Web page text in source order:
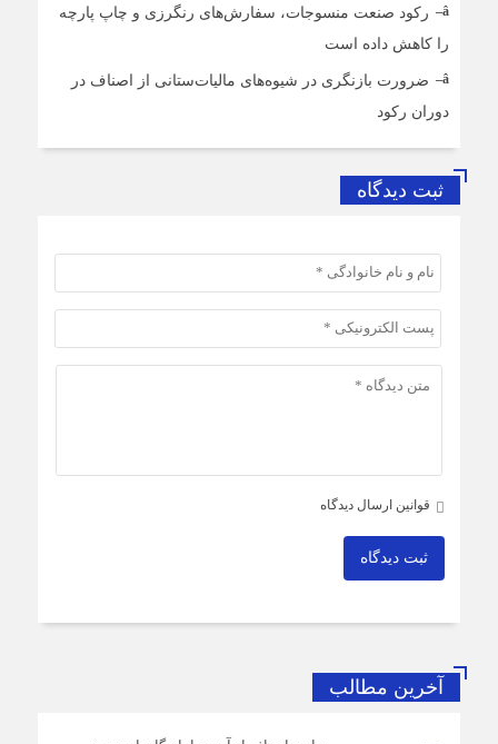
رکود صنعت منسوجات، سفارش‌های رنگرزی و چاپ پارچه
را کاهش داده است
ضرورت بازنگری در شیوه‌های مالیات‌ستانی از اصناف در
دوران رکود
ثبت دیدگاه
قوانین ارسال دیدگاه
ثبت دیدگاه
آخرین مطالب